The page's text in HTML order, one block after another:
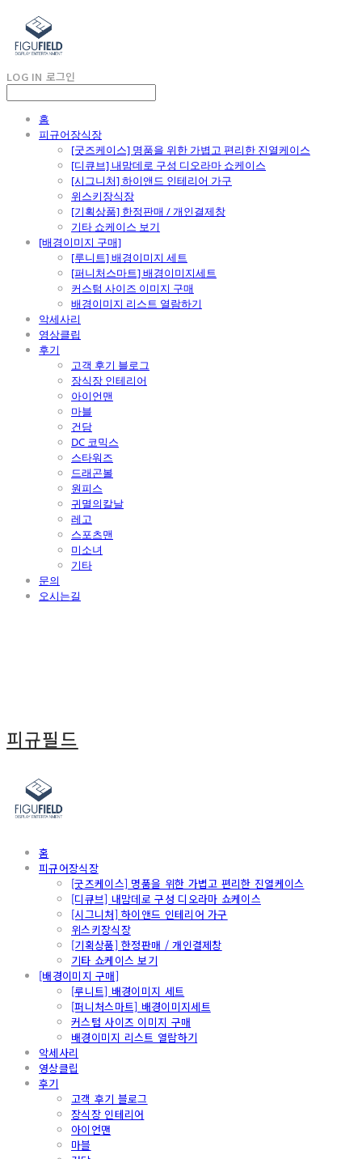
LOG IN 로그인
홈
피규어장식장
[굿즈케이스] 명품을 위한 가볍고 편리한 진열케이스
[디큐브] 내맘데로 구성 디오라마 쇼케이스
[시그니처] 하이앤드 인테리어 가구
위스키장식장
[기획상품] 한정판매 / 개인결제창
기타 쇼케이스 보기
[배경이미지 구매]
[루니트] 배경이미지 세트
[퍼니처스마트] 배경이미지세트
커스텀 사이즈 이미지 구매
배경이미지 리스트 열람하기
악세사리
영상클립
후기
고객 후기 블로그
장식장 인테리어
아이언맨
마블
건담
DC 코믹스
스타워즈
드래곤볼
원피스
귀멸의칼날
레고
스포츠맨
미소녀
기타
문의
오시는길
피규필드
홈
피규어장식장
[굿즈케이스] 명품을 위한 가볍고 편리한 진열케이스
[디큐브] 내맘데로 구성 디오라마 쇼케이스
[시그니처] 하이앤드 인테리어 가구
위스키장식장
[기획상품] 한정판매 / 개인결제창
기타 쇼케이스 보기
[배경이미지 구매]
[루니트] 배경이미지 세트
[퍼니처스마트] 배경이미지세트
커스텀 사이즈 이미지 구매
배경이미지 리스트 열람하기
악세사리
영상클립
후기
고객 후기 블로그
장식장 인테리어
아이언맨
마블